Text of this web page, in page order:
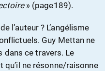
» (page189).
l’auteur ? L’angélisme
Guy Mettan ne
dans ce travers. Le
qu’il ne résonne/raisonne